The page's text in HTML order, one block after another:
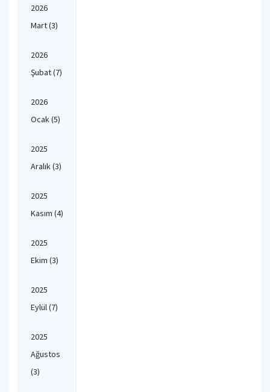
2026
Mart(3)
2026
Şubat(7)
2026
Ocak(5)
2025
Aralık(3)
2025
Kasım (4)
2025
Ekim (3)
2025
Eylül(7)
2025
Ağustos
(3)